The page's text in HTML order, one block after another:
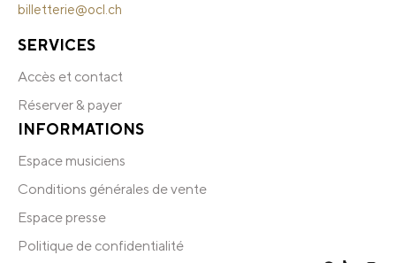
billetterie@ocl.ch
SERVICES
Accès et contact
Réserver & payer
INFORMATIONS
Espace musiciens
Conditions générales de vente
Espace presse
Politique de confidentialité